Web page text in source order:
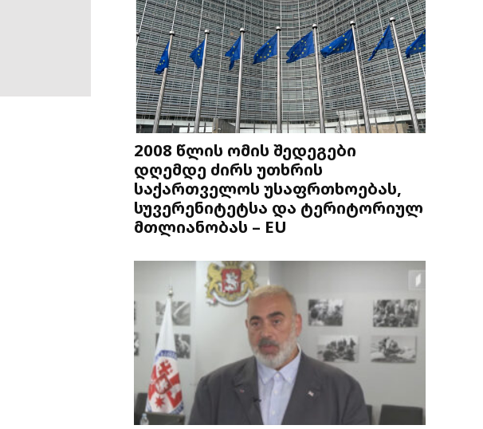
2008 წლის ომის შედეგები
დღემდე ძირს უთხრის
საქართველოს უსაფრთხოებას,
სუვერენიტეტსა და ტერიტორიულ
მთლიანობას – EU